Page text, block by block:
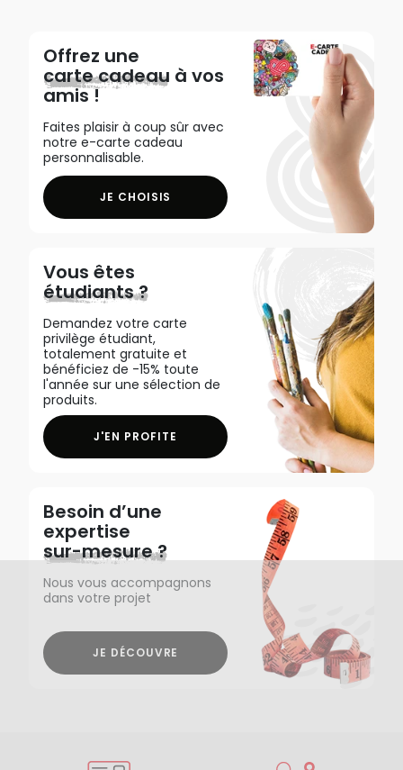
Offrez une
carte cadeau à vos
amis !
Faites plaisir à coup sûr avec
notre e-carte cadeau
personnalisable.
JE CHOISIS
Vous êtes
étudiants ?
Demandez votre carte
privilège étudiant,
totalement gratuite et
bénéficiez de -15% toute
l'année sur une sélection de
produits.
J'EN PROFITE
Besoin d’une
expertise
sur-mesure ?
Nous vous accompagnons
dans votre projet
JE DÉCOUVRE